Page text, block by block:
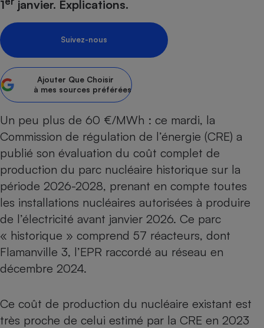
1
janvier. Explications.
Suivez-nous
Ajouter Que Choisir
à mes sources préférées
Un peu plus de 60 €/MWh : ce mardi, la
Commission de régulation de l’énergie (CRE) a
publié son évaluation du coût complet de
production du parc nucléaire historique sur la
période 2026-2028, prenant en compte toutes
les installations nucléaires autorisées à produire
de l’électricité avant janvier 2026. Ce parc
« historique » comprend 57 réacteurs, dont
Flamanville 3, l’EPR raccordé au réseau en
décembre 2024.
Ce coût de production du nucléaire existant est
très proche de celui estimé par la CRE en 2023
Assurance emprunteur
Banque
Petit électroménager -
Lave-linge
induction
Téléviseur
Matelas
Radiateur électrique
Antimoustique